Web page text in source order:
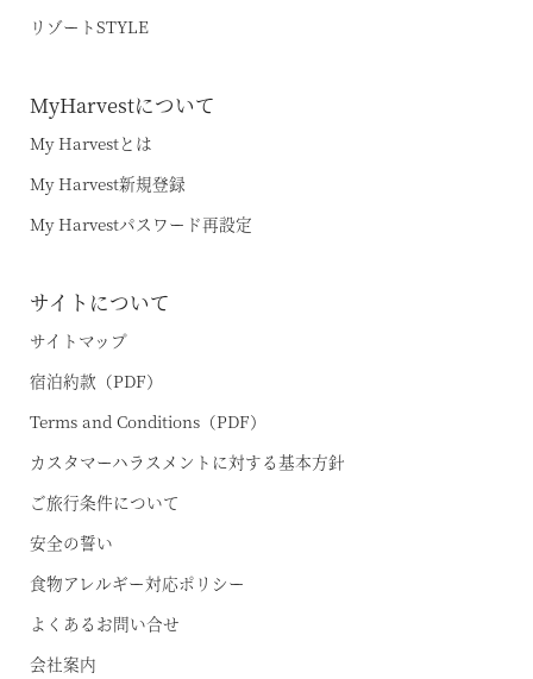
リゾートSTYLE
MyHarvestについて
My Harvestとは
My Harvest新規登録
My Harvestパスワード再設定
サイトについて
サイトマップ
宿泊約款（PDF）
Terms and Conditions（PDF）
カスタマーハラスメントに対する基本方針
ご旅行条件について
安全の誓い
食物アレルギー対応ポリシー
よくあるお問い合せ
会社案内